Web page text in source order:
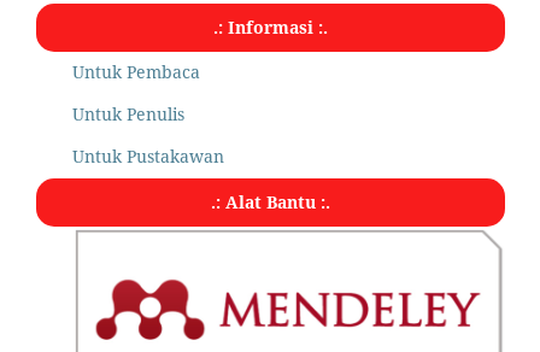
.: Informasi :.
Untuk Pembaca
Untuk Penulis
Untuk Pustakawan
.: Alat Bantu :.